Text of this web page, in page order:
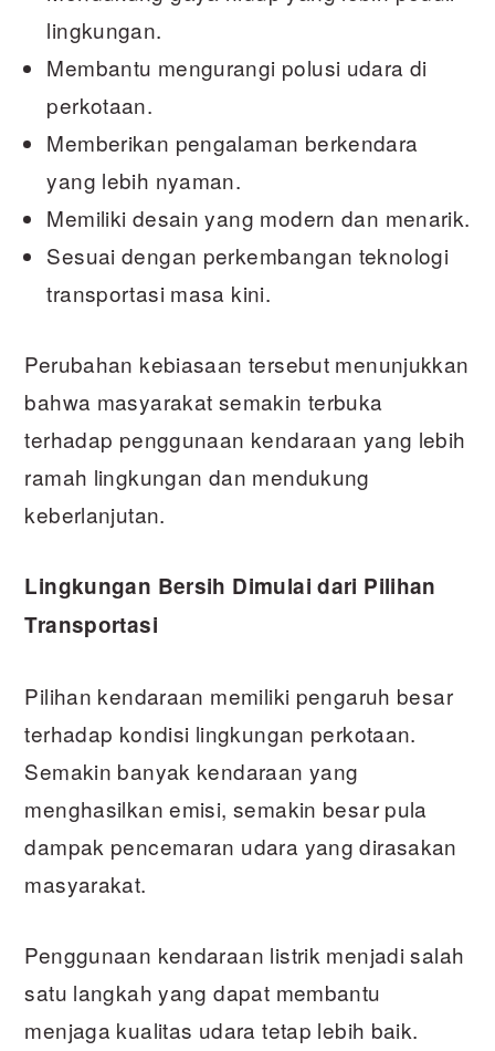
lingkungan.
Membantu mengurangi polusi udara di
perkotaan.
Memberikan pengalaman berkendara
yang lebih nyaman.
Memiliki desain yang modern dan menarik.
Sesuai dengan perkembangan teknologi
transportasi masa kini.
Perubahan kebiasaan tersebut menunjukkan
bahwa masyarakat semakin terbuka
terhadap penggunaan kendaraan yang lebih
ramah lingkungan dan mendukung
keberlanjutan.
Lingkungan Bersih Dimulai dari Pilihan
Transportasi
Pilihan kendaraan memiliki pengaruh besar
terhadap kondisi lingkungan perkotaan.
Semakin banyak kendaraan yang
menghasilkan emisi, semakin besar pula
dampak pencemaran udara yang dirasakan
masyarakat.
Penggunaan kendaraan listrik menjadi salah
satu langkah yang dapat membantu
menjaga kualitas udara tetap lebih baik.